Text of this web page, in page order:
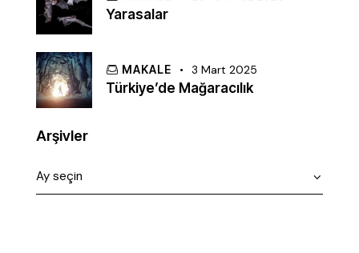
Yarasalar
MAKALE 3 Mart 2025
Türkiye’de Mağaracılık
Arşivler